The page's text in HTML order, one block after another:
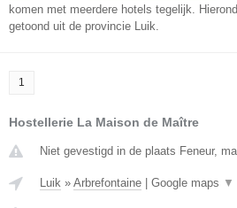
komen met meerdere hotels tegelijk.
getoond uit de provincie Luik.
1
Hostellerie La Maison de Maître
Niet gevestigd in de plaats Feneur,
Luik » Arbrefontaine Google maps ▼